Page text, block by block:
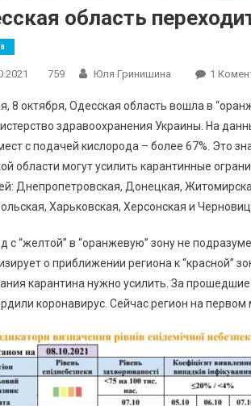
область
759 Юля Гринишина 1
8 октября, Одесская область вошла в
здравоохранения Украины. На
с подачей кислорода – более 67%. Это
области могут усилить карантинные
Днепропетровская, Донецкая,
Харьковская, Херсонская и
с “желтой” в “оранжевую” зону не
о приближении региона к “красной”
карантина нужно усилить. За
коронавирус. Сейчас регион на первом